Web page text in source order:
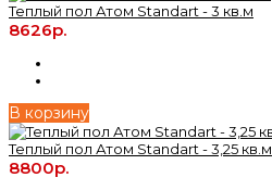
Теплый пол Атом Standart - 3 кв.м
8626р.
В корзину
Теплый пол Атом Standart - 3,25 кв.м
8800р.